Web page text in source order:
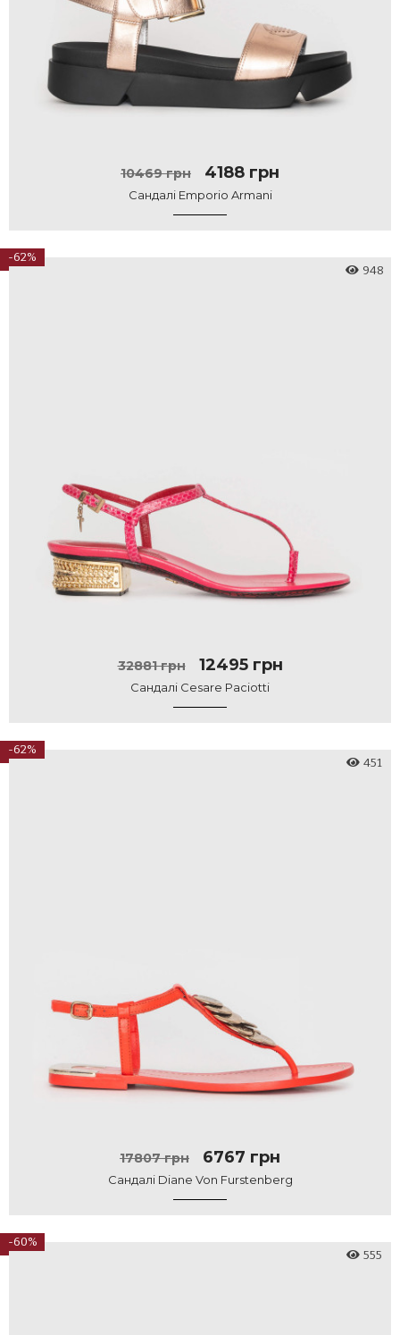
10469 грн 4188 грн
Сандалі Emporio Armani
-62%
32881 грн 12495 грн
Сандалі Cesare Paciotti
948
-62%
17807 грн 6767 грн
Сандалі Diane Von Furstenberg
451
-60%
555